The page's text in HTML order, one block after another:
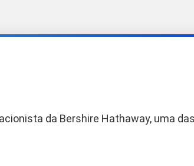
da Bershire Hathaway, uma